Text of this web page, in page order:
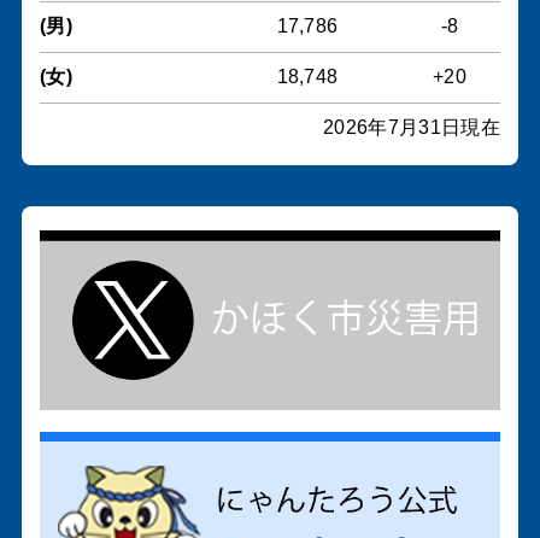
(男) 17,786 -8
(女) 18,748 +20
2026年7月31日現在